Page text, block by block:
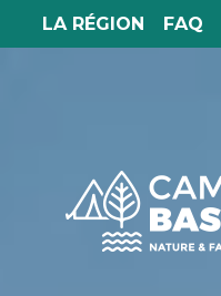
LA RÉGION FAQ